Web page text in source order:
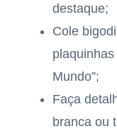
destaque;
Cole
Mundo”;
Faça
branca ou